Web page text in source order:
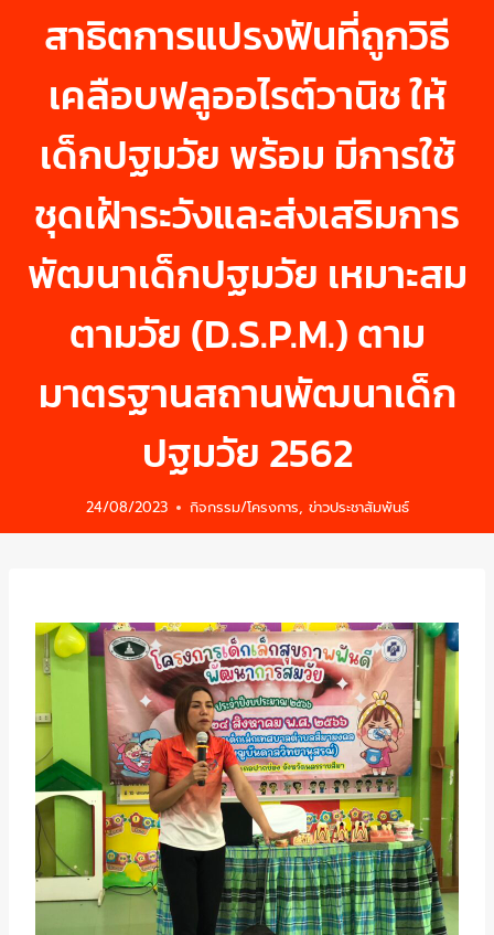
สาธิตการแปรงฟันที่ถูกวิธี
เคลือบฟลูออไรต์วานิช ให้
เด็กปฐมวัย พร้อม มีการใช้
ชุดเฝ้าระวังและส่งเสริมการ
พัฒนาเด็กปฐมวัย เหมาะสม
ตามวัย (D.S.P.M.) ตาม
มาตรฐานสถานพัฒนาเด็ก
ปฐมวัย 2562
24/08/2023 กิจกรรม/โครงการ, ข่าวประชาสัมพันธ์